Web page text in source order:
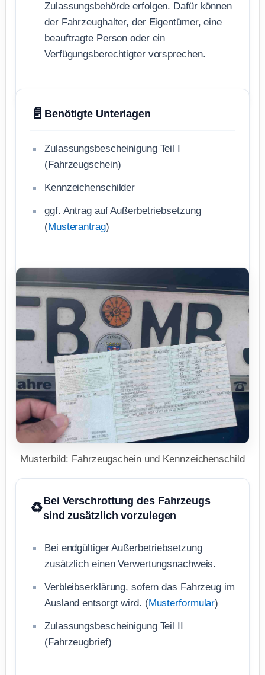
Zulassungsbehörde erfolgen. Dafür können
der Fahrzeughalter, der Eigentümer, eine
beauftragte Person oder ein
Verfügungsberechtigter vorsprechen.
📄 Benötigte Unterlagen
Zulassungsbescheinigung Teil I
(Fahrzeugschein)
Kennzeichenschilder
ggf. Antrag auf Außerbetriebsetzung
(Musterantrag)
Musterbild: Fahrzeugschein und Kennzeichenschild
♻️Bei Verschrottung des Fahrzeugs
sind zusätzlich vorzulegen
Bei endgültiger Außerbetriebsetzung
zusätzlich einen Verwertungsnachweis.
Verbleibserklärung, sofern das Fahrzeug im
Ausland entsorgt wird. (Musterformular)
Zulassungsbescheinigung Teil II
(Fahrzeugbrief)